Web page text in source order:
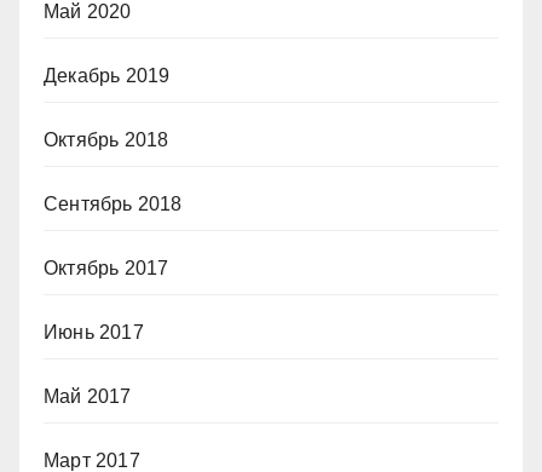
Май 2020
Декабрь 2019
Октябрь 2018
Сентябрь 2018
Октябрь 2017
Июнь 2017
Май 2017
Март 2017